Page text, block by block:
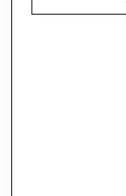
CAMBIAR REGIÓN